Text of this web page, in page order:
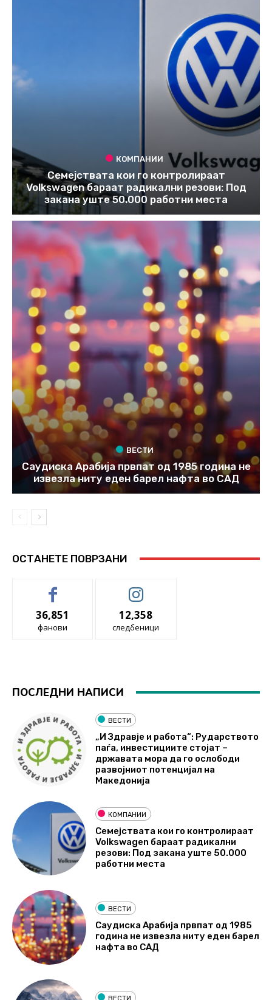
КОМПАНИИ
Семејствата кои го контролираат
Volkswagen бараат радикални резови: Под
закана уште 50.000 работни места
ВЕСТИ
Саудиска Арабија првпат од 1985 година не
извезла ниту еден барел нафта во САД
ОСТАНЕТЕ ПОВРЗАНИ
36,851
фанови
12,358
следбеници
ПОСЛЕДНИ НАПИСИ
ВЕСТИ
„И Здравје и работа“: Рударството
паѓа, инвестициите стојат –
државата мора да го ослободи
развојниот потенцијал на
Македонија
КОМПАНИИ
Семејствата кои го контролираат
Volkswagen бараат радикални
резови: Под закана уште 50.000
работни места
ВЕСТИ
Саудиска Арабија првпат од 1985
година не извезла ниту еден барел
нафта во САД
ВЕСТИ